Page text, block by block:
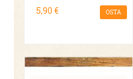
5,90 € OSTA